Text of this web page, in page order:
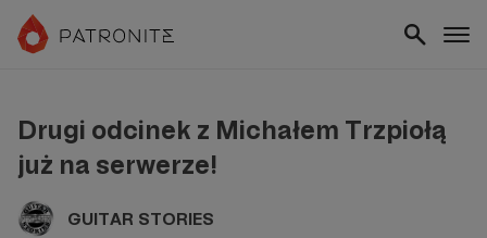
Drugi odcinek z Michałem Trzpiołą
już na serwerze!
GUITAR STORIES